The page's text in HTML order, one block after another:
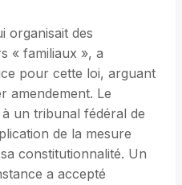
organisait des
« familiaux », a
pour cette loi, arguant
amendement. Le
un tribunal fédéral de
de la mesure
constitutionnalité. Un
a accepté